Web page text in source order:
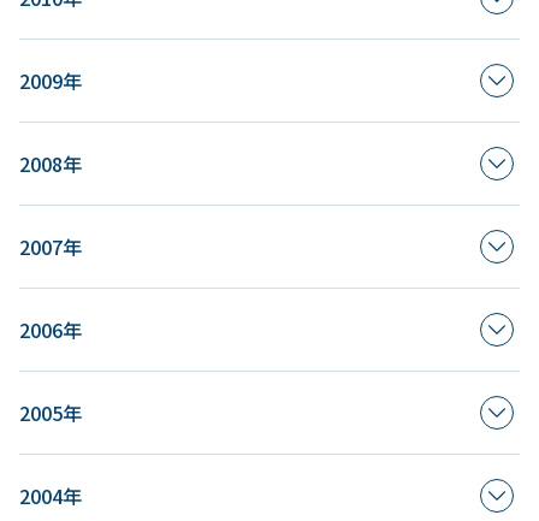
2009年
2008年
2007年
2006年
2005年
2004年